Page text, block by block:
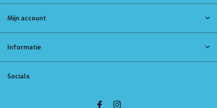
Mijn account
Informatie
Socials